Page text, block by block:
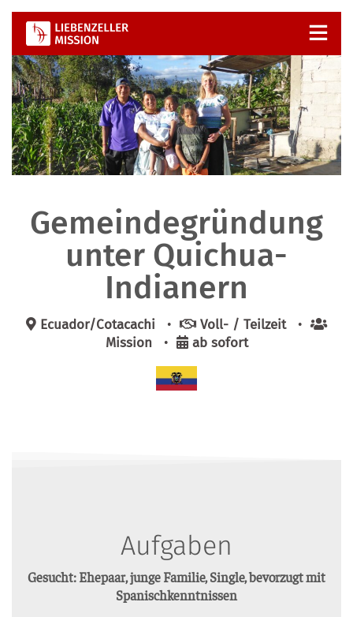
Zum
Inhalt
springen
Gemeindegründung
unter Quichua-
Indianern
Ecuador/Cotacachi • Voll- / Teil­zeit•
Mis­si­on • ab sofort
Aufgaben
Gesucht: Ehe­paar, jun­ge Fami­lie, Sin­gle, bevor­zugt mit
Spanischkenntnissen